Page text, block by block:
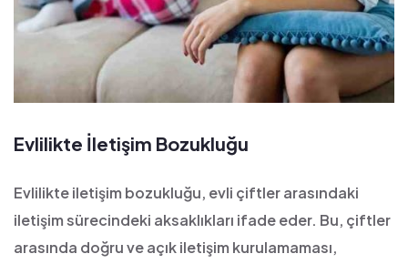
Evlilikte İletişim Bozukluğu
Evlilikte iletişim bozukluğu, evli çiftler arasındaki
iletişim sürecindeki aksaklıkları ifade eder. Bu, çiftler
arasında doğru ve açık iletişim kurulamaması,